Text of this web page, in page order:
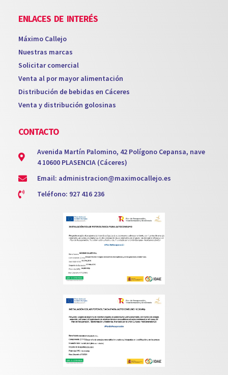
ENLACES DE INTERÉS
Máximo Callejo
Nuestras marcas
Solicitar comercial
Venta al por mayor alimentación
Distribución de bebidas en Cáceres
Venta y distribución golosinas
CONTACTO
Avenida Martín Palomino, 42 Polígono Cepansa, nave
4 10600 PLASENCIA (Cáceres)
Email: administracion@maximocallejo.es
Teléfono: 927 416 236